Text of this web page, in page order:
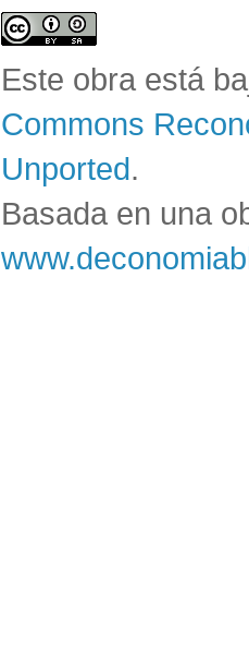
Este obra está
Commons
Unported.
Basada en una